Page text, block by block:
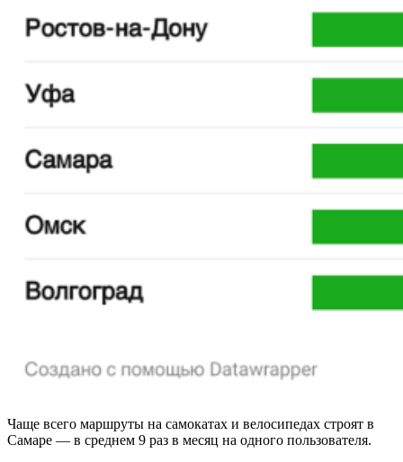
Чаще всего маршруты на самокатах и велосипедах строят в
Самаре — в среднем 9 раз в месяц на одного пользователя.